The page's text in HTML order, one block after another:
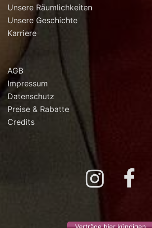
Unsere Räumlichkeiten
Unsere Geschichte
Karriere
AGB
Impressum
Datenschutz
Preise & Rabatte
Credits
Instagram